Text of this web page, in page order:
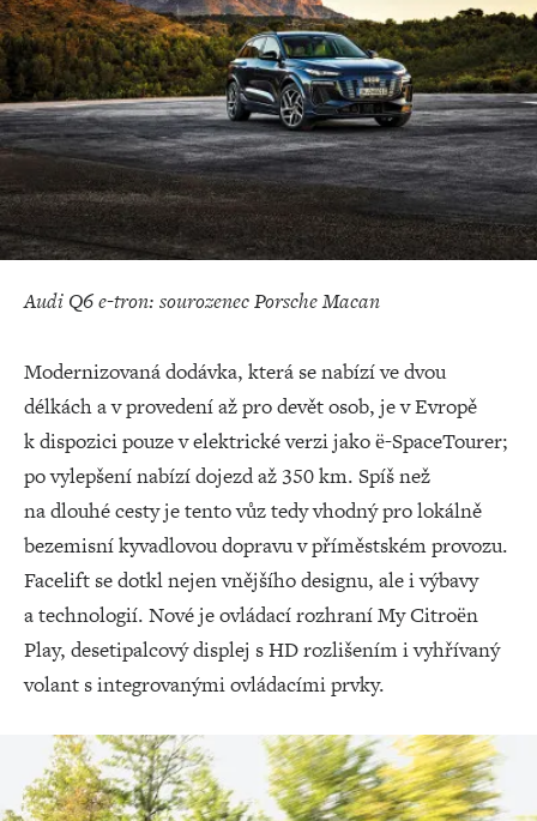
Audi Q6 e-tron: sourozenec Porsche Macan
Modernizovaná dodávka, která se nabízí ve dvou
délkách a v provedení až pro devět osob, je v Evropě
k dispozici pouze v elektrické verzi jako ë-SpaceTourer;
po vylepšení nabízí dojezd až 350 km. Spíš než
na dlouhé cesty je tento vůz tedy vhodný pro lokálně
bezemisní kyvadlovou dopravu v příměstském provozu.
Facelift se dotkl nejen vnějšího designu, ale i výbavy
a technologií. Nové je ovládací rozhraní My Citroën
Play, desetipalcový displej s HD rozlišením i vyhřívaný
volant s integrovanými ovládacími prvky.